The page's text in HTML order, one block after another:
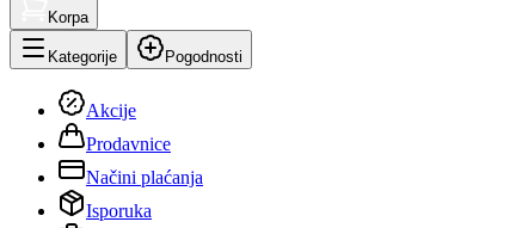
Korpa
Kategorije Pogodnosti
Akcije
Prodavnice
Načini plaćanja
Isporuka